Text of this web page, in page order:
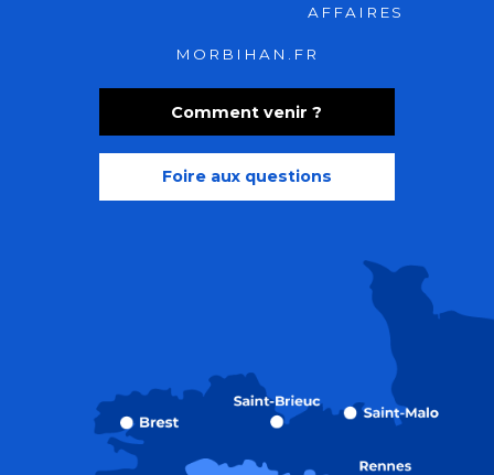
Comment venir ?
Foire aux questions
AFFAIRES
MORBIHAN.FR